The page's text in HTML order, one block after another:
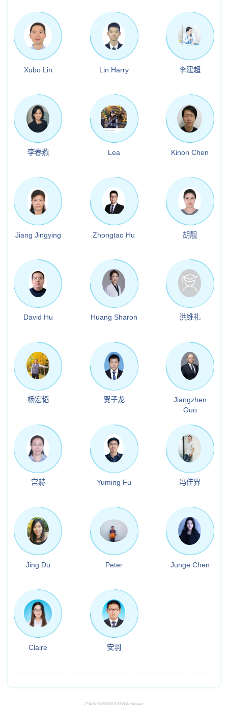
Xubo Lin Lin Harry 李建超
李春燕 Lea Kinon Chen
Jiang Jingying Zhongtao Hu 胡靓
David Hu Huang Sharon 洪维礼
杨宏韬 贺子龙
Jiangzhen
Guo
宫赫 Yuming Fu 冯佳界
Jing Du Peter Junge Chen
Claire 安羽